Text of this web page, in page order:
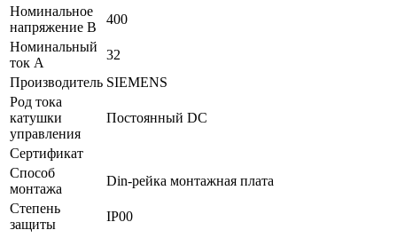
Номинальное
напряжение В
400
Номинальный
ток А
32
Производитель SIEMENS
Род тока
катушки
управления
Постоянный DC
Сертификат
Способ
монтажа
Din-рейка монтажная плата
Степень
защиты
IP00